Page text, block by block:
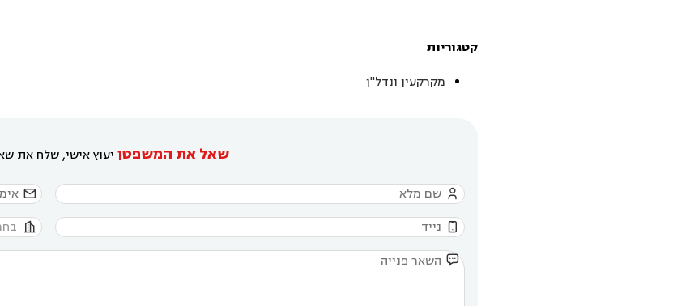
קטגוריות
מקרקעין ונדל"ן
שאל את המשפטן יעוץ אישי, שלח את




